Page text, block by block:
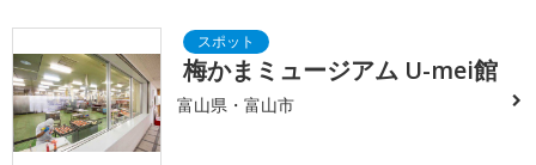
梅かまミュージアム U-mei館
富山県・富山市